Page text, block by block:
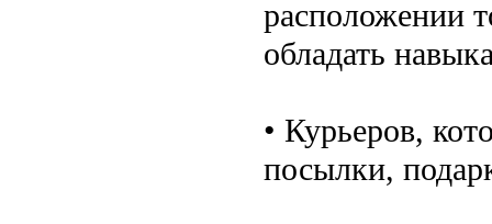
расположении
обладать
• Курьеров,
посылки,